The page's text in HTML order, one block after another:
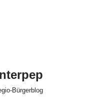
Bürgerblog